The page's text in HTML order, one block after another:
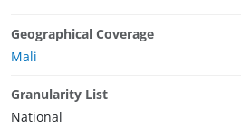
Geographical Coverage
Mali
Granularity List
National